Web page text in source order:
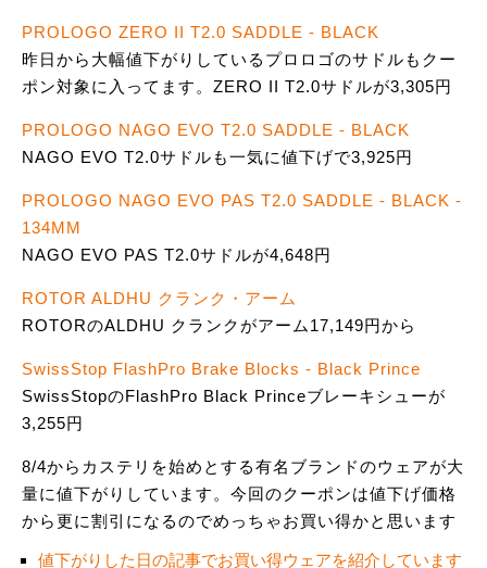
PROLOGO ZERO II T2.0 SADDLE - BLACK
昨日から大幅値下がりしているプロロゴのサドルもクー
ポン対象に入ってます。ZERO II T2.0サドルが3,305円
PROLOGO NAGO EVO T2.0 SADDLE - BLACK
NAGO EVO T2.0サドルも一気に値下げで3,925円
PROLOGO NAGO EVO PAS T2.0 SADDLE - BLACK -
134MM
NAGO EVO PAS T2.0サドルが4,648円
ROTOR ALDHU クランク・アーム
ROTORのALDHU クランクがアーム17,149円から
SwissStop FlashPro Brake Blocks - Black Prince
SwissStopのFlashPro Black Princeブレーキシューが
3,255円
8/4からカステリを始めとする有名ブランドのウェアが大
量に値下がりしています。今回のクーポンは値下げ価格
から更に割引になるのでめっちゃお買い得かと思います
値下がりした日の記事でお買い得ウェアを紹介しています